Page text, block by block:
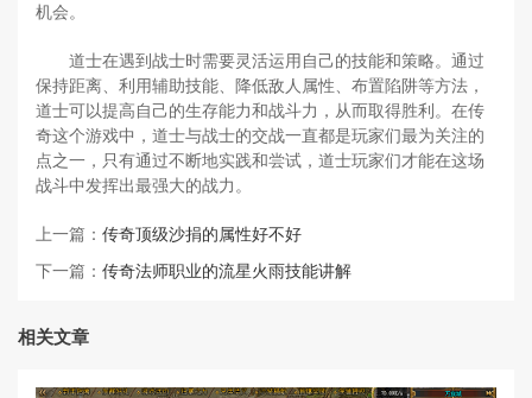
机会。
道士在遇到战士时需要灵活运用自己的技能和策略。通过
保持距离、利用辅助技能、降低敌人属性、布置陷阱等方法，
道士可以提高自己的生存能力和战斗力，从而取得胜利。在传
奇这个游戏中，道士与战士的交战一直都是玩家们最为关注的
点之一，只有通过不断地实践和尝试，道士玩家们才能在这场
战斗中发挥出最强大的战力。
上一篇： 传奇顶级沙捐的属性好不好
下一篇： 传奇法师职业的流星火雨技能讲解
相关文章